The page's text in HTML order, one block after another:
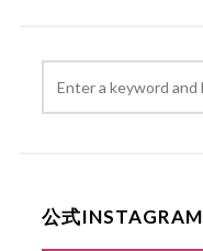
公式INSTAGRAM